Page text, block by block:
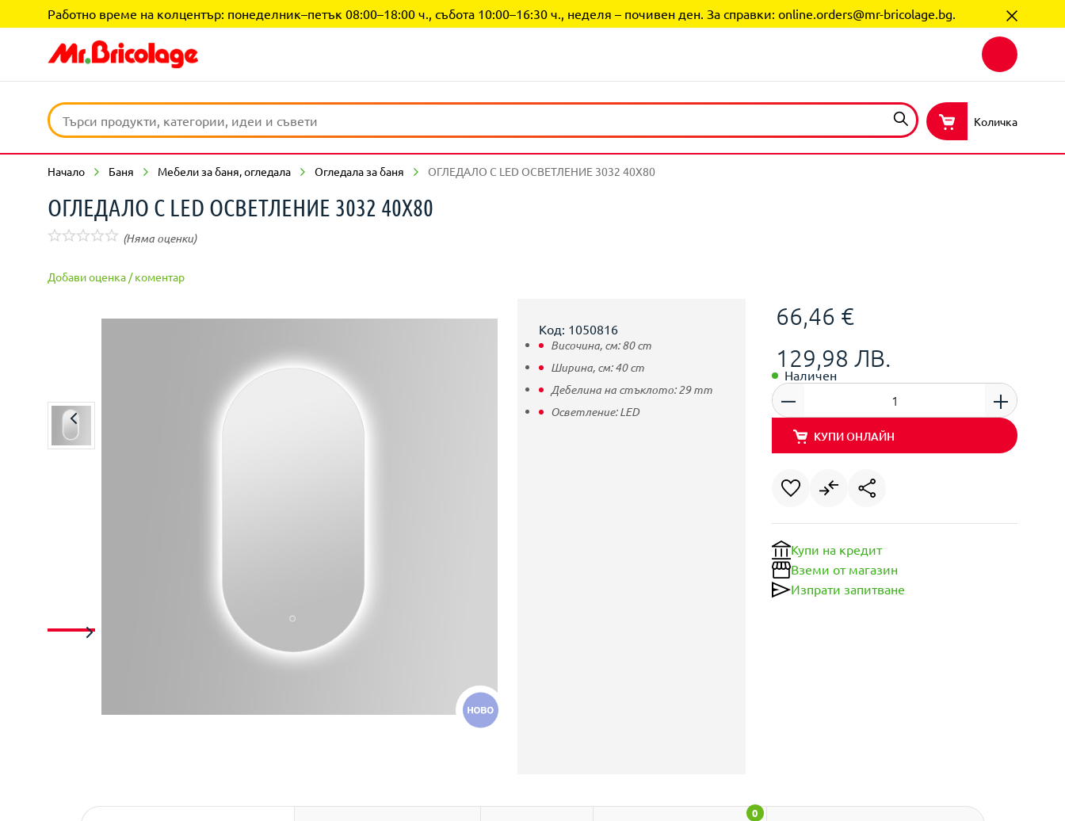
Работно време на колцентър: понеделник–петък 08:00–18:00 ч., събота 10:00–16:30 ч., неделя – почивен ден. За справки: online.orders@mr-bricolage.bg.
Количка
Начало Баня Мебели за баня, огледала Огледала за баня ОГЛЕДАЛО С LED ОСВЕТЛЕНИЕ 3032 40Х80
ОГЛЕДАЛО С LED ОСВЕТЛЕНИЕ 3032 40Х80
(Няма оценки)
Добави оценка / коментар
66,46 €
129,98 ЛВ.
Наличен
КУПИ ОНЛАЙН
Купи на кредит
Вземи от магазин
Изпрати запитване
Код: 1050816
Височина, см:80cm
Ширина, см:40cm
Дебелина на стъклото:29mm
Осветление:LED
0